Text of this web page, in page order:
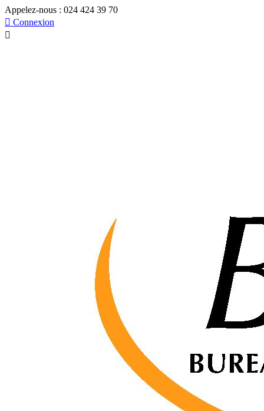
Appelez-nous : 024 424 39 70
 Connexion
